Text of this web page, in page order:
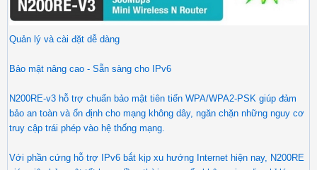
​​Quản lý và cài đặt dễ dàng
​​​Bảo mật nâng cao - Sẵn sàng cho IPv6
N200RE-v3 hỗ trợ chuẩn bảo mật tiên tiến WPA/WPA2-PSK giúp đảm
bảo an toàn và ổn định cho mạng không dây, ngăn chặn những nguy cơ
truy cập trái phép vào hệ thống mạng.
Với phần cứng hỗ trợ IPv6 bắt kịp xu hướng Internet hiện nay, N200RE